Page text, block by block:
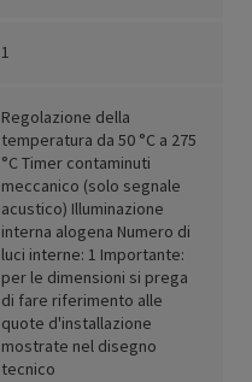
1
Regolazione della
temperatura da 50 °C a 275
°C Timer contaminuti
meccanico (solo segnale
acustico) Illuminazione
interna alogena Numero di
luci interne: 1 Importante:
per le dimensioni si prega
di fare riferimento alle
quote d'installazione
mostrate nel disegno
tecnico